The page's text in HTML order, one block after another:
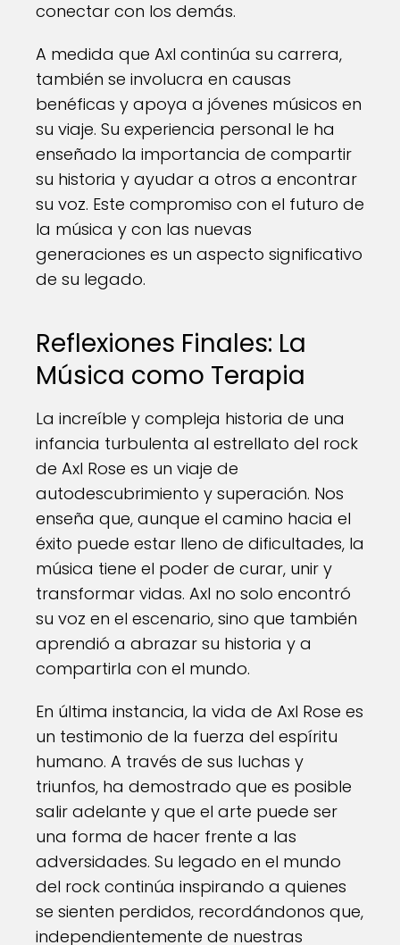
conectar con los demás.
A medida que Axl continúa su carrera,
también se involucra en causas
benéficas y apoya a jóvenes músicos en
su viaje. Su experiencia personal le ha
enseñado la importancia de compartir
su historia y ayudar a otros a encontrar
su voz. Este compromiso con el futuro de
la música y con las nuevas
generaciones es un aspecto significativo
de su legado.
Reflexiones Finales: La
Música como Terapia
La increíble y compleja historia de una
infancia turbulenta al estrellato del rock
de Axl Rose es un viaje de
autodescubrimiento y superación. Nos
enseña que, aunque el camino hacia el
éxito puede estar lleno de dificultades, la
música tiene el poder de curar, unir y
transformar vidas. Axl no solo encontró
su voz en el escenario, sino que también
aprendió a abrazar su historia y a
compartirla con el mundo.
En última instancia, la vida de Axl Rose es
un testimonio de la fuerza del espíritu
humano. A través de sus luchas y
triunfos, ha demostrado que es posible
salir adelante y que el arte puede ser
una forma de hacer frente a las
adversidades. Su legado en el mundo
del rock continúa inspirando a quienes
se sienten perdidos, recordándonos que,
independientemente de nuestras